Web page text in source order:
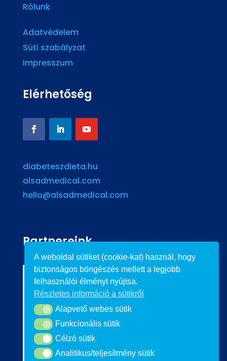
Rólunk
Adatvédelem
Süti szabályzat
Impresszum
Elérhetőség
diabeteszdieta.hu
alsadmedical.com
hello@alsadmedical.com
Partnereink
A weboldal sütiket (cookie-kat) használ, hogy
biztonságos böngészés mellett a legjobb
felhasználói élményt nyújtsa.
Részletes információ a sütikről
Alapvető webes sütik
Alapvető webes sütik
Funkcionális sütik
Funkcionális sütik
Célzó sütikCélzó sütik
Analitikus/teljesítmény sütik
Analitikus/teljesítmény sütik